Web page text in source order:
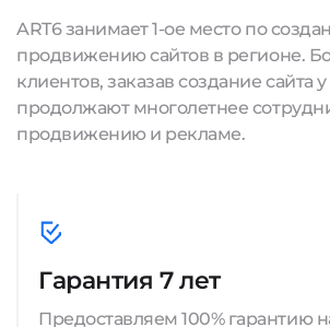
ART6 занимает 1-ое место по
продвижению сайтов в регионе.
клиентов, заказав создание сайта у
продолжают многолетнее
продвижению и рекламе.
Гарантия 7 лет
Предоставляем 100% гарантию